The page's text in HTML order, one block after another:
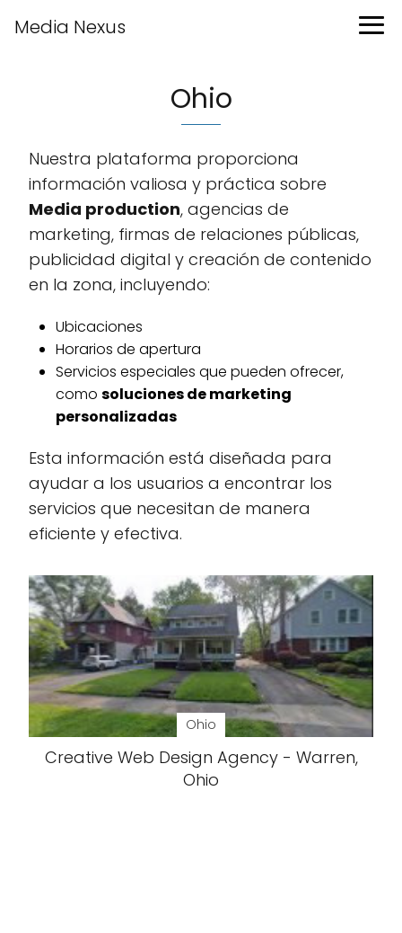
Media Nexus
Ohio
Nuestra plataforma proporciona
información valiosa y práctica sobre
Media production, agencias de
marketing, firmas de relaciones públicas,
publicidad digital y creación de contenido
en la zona, incluyendo:
Ubicaciones
Horarios de apertura
Servicios especiales que pueden ofrecer,
como soluciones de marketing
personalizadas
Esta información está diseñada para
ayudar a los usuarios a encontrar los
servicios que necesitan de manera
eficiente y efectiva.
Ohio
Creative Web Design Agency - Warren,
Ohio